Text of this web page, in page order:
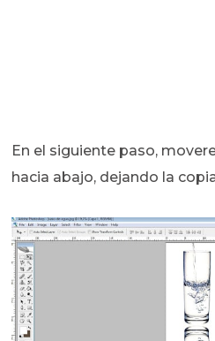
En el siguiente paso,
hacia abajo, dejando la